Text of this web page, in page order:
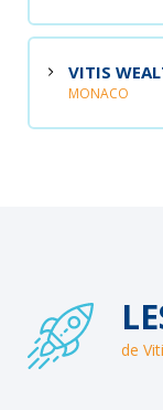
VITIS
MONACO
de